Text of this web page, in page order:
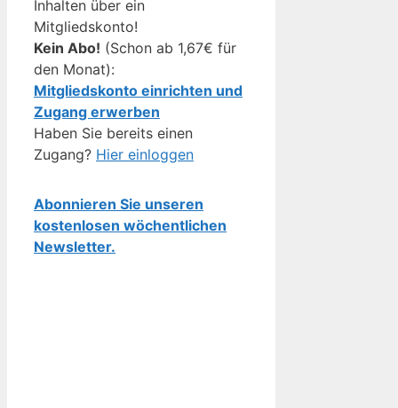
Inhalten über ein
Mitgliedskonto!
Kein Abo! (Schon ab 1,67€ für
den Monat):
Mitgliedskonto einrichten und
Zugang erwerben
Haben Sie bereits einen
Zugang? Hier einloggen
Abonnieren Sie unseren
kostenlosen wöchentlichen
Newsletter.